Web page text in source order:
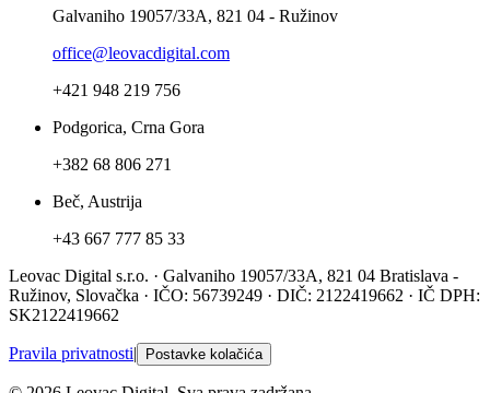
Galvaniho 19057/33A, 821 04 - Ružinov
office@leovacdigital.com
+421 948 219 756
Podgorica, Crna Gora
+382 68 806 271
Beč, Austrija
+43 667 777 85 33
Leovac Digital s.r.o. · Galvaniho 19057/33A, 821 04 Bratislava -
Ružinov, Slovačka · IČO: 56739249 · DIČ: 2122419662 · IČ DPH:
SK2122419662
Pravila privatnosti| Postavke kolačića